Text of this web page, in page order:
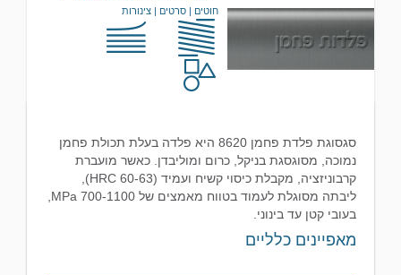
חוטים | סרטים | צינורות
סגסוגת פלדת פחמן 8620 היא פלדה בעלת תכולת פחמן
נמוכה, מסוגסגת בניקל, כרום ומוליבדן. כאשר מועברת
קרבוניזציה, מקבלת כיסוי קשיח ועמיד (60-63 HRC),
בעובי קטן עד בינוני.
מאפיינים כלליים